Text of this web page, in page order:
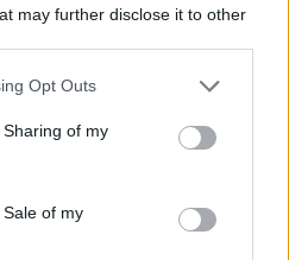
may further disclose it to other
app uses one or more Google
behaviour. You may click to
and its third-party tags to
purposes in below Google
Opt Outs
of my
of my
Követem